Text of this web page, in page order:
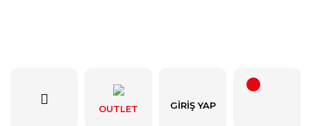
OUTLET GIRIŞ YAP